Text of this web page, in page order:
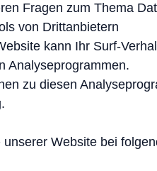
Fragen zum Thema
von Drittanbietern
kann Ihr Surf-
Analyseprogrammen.
zu diesen
Website bei